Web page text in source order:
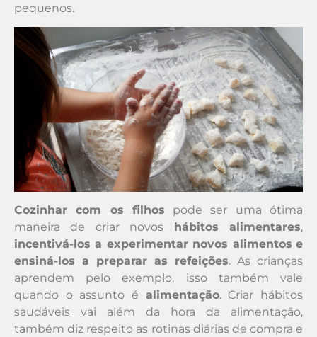
pequenos.
Cozinhar com os filhos pode ser uma ótima
maneira de criar novos
hábitos alimentares,
incentivá-los a experimentar novos alimentos e
ensiná-los a preparar as refeições. As crianças
aprendem pelo exemplo, isso também vale
quando o assunto é alimentação. Criar hábitos
saudáveis vai além da hora da alimentação,
também diz respeito as rotinas diárias de compra e